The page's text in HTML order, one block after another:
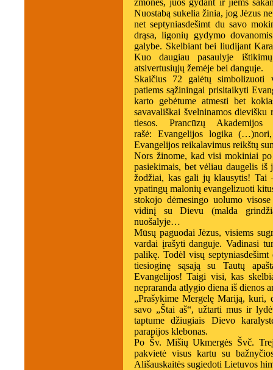
žmones, juos gydant ir jiems
Nuostabą sukelia žinia, jog Jėzus
net septyniasdešimt du savo
drąsa, ligonių gydymo
galybe. Skelbiant bei liudijant
Kuo daugiau pasaulyje
atsivertusiųjų žemėje bei danguje.
Skaičius 72 galėtų simbolizuoti
patiems sąžiningai prisitaikyti
karto gebėtume atmesti bet
savavališkai švelninamos dievišku
tiesos. Prancūzų
rašė: Evangelijos logika
Evangelijos reikalavimus reikštų
Nors žinome, kad visi mokiniai po
pasiekimais, bet vėliau daugelis
žodžiai, kas gali jų klausytis!
ypatingų malonių evangelizuoti
stokojo dėmesingo uolumo
vidinį su Dievu (malda
nuošalyje…
Mūsų paguodai Jėzus, visiems
vardai įrašyti danguje. Vadinasi
palikę. Todėl visų
tiesioginę sąsają su Tautų
Evangelijos! Taigi visi, kas
nepraranda atlygio diena iš dienos
„Prašykime Mergelę Mariją, kuri,
savo „Štai aš“, užtarti mus ir
taptume džiugiais Dievo
parapijos klebonas.
Po Šv. Mišių Ukmergės Švč.
pakvietė visus kartu su
Ališauskaitės sugiedoti Lietuvos